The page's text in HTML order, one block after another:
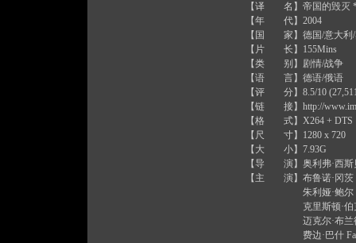
【译 名】帝国的毁灭
【年 代】2004
【国 家】德国/意大利/
【片 长】155Mins
【类 别】剧情/战争
【语 言】德语/俄语
【评 分】8.5/10
【链 接】http://
【格 式】X264 + DTS
【尺 寸】1280 x 720
【大 小】7.93G
【导 演】奥利弗·西斯
【主 演】布鲁诺·冈茨
朱利娅·鲍尔 Julia
克里斯顿·伯克
迈克尔·布兰德纳
费边·巴什 Fabian